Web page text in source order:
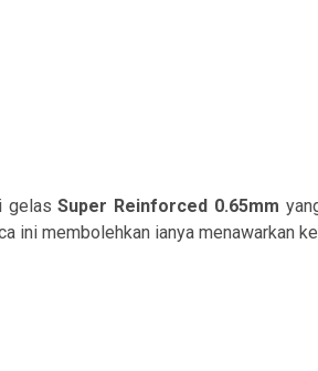
gelasSuper Reinforced 0.65mm
ini membolehkan ianya menawarkan